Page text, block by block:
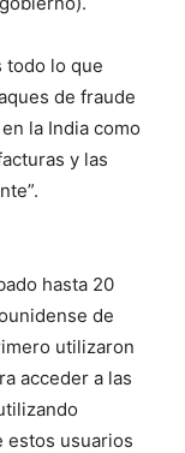
todo lo que
de fraude
la India como
y las
hasta 20
de
utilizaron
acceder a las
estos usuarios